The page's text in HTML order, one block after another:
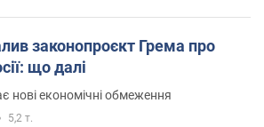
законопроєкт Грема про
що далі
нові економічні обмеження
5,2 т.